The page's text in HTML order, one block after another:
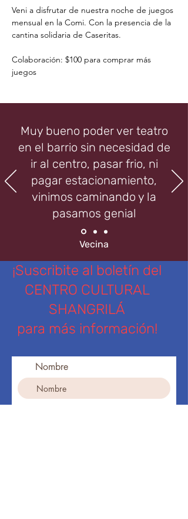
Veni a disfrutar de nuestra noche de juegos
mensual en la Comi. Con la presencia de la
cantina solidaria de Caseritas.
Colaboración: $100 para comprar más
juegos
Muy bueno poder ver teatro
en el barrio sin necesidad de
ir al centro, pasar frio, ni
pagar estacionamiento,
vinimos caminando y la
pasamos genial
Vecina
¡Suscribite al boletín del
CENTRO CULTURAL
SHANGRILÁ
para más información!
Nombre